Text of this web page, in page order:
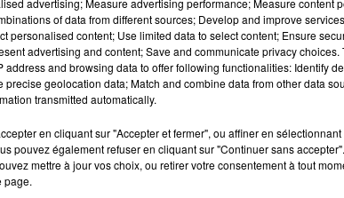
face à cette situation.
de Charleville, au micro de Cordula Mullerke :
of data from different sources; Develop and improve
personalised content; Use limited data to select content; Ensure
advertising and content; Save and communicate privacy
address and browsing data to offer following functionalities: Identify
precise geolocation data; Match and combine data from other data
transmitted automatically.
en cliquant sur "Accepter et fermer", ou affiner en
pouvez également refuser en cliquant sur "Continuer sans
mettre à jour vos choix, ou retirer votre consentement à tout
page.